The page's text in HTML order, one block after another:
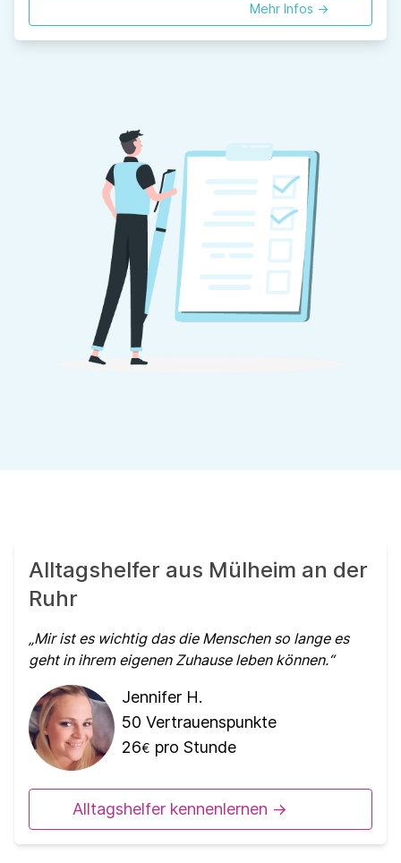
Mehr Infos ->
Alltagshelfer aus Mülheim an der
Ruhr
Mir ist es wichtig das die Menschen so lange es
geht in ihrem eigenen Zuhause leben können.
Jennifer H.
50 Vertrauenspunkte
26€ pro Stunde
Alltagshelfer kennenlernen ->